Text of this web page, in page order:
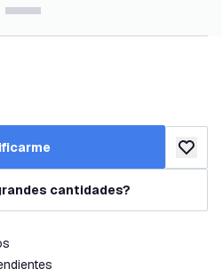
añadir
cantidades?